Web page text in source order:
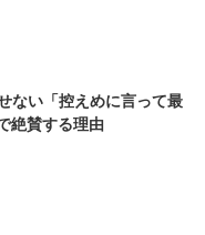
ない「控えめに言って最
絶賛する理由